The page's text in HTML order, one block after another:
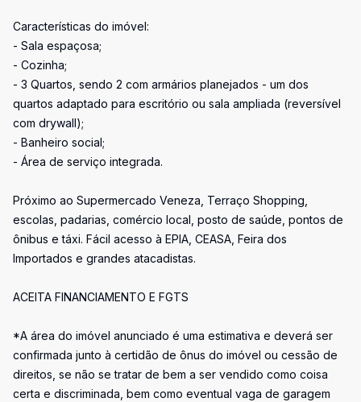
Características do imóvel:
- Sala espaçosa;
- Cozinha;
- 3 Quartos, sendo 2 com armários planejados - um dos
quartos adaptado para escritório ou sala ampliada (reversível
com drywall);
- Banheiro social;
- Área de serviço integrada.
Próximo ao Supermercado Veneza, Terraço Shopping,
escolas, padarias, comércio local, posto de saúde, pontos de
ônibus e táxi. Fácil acesso à EPIA, CEASA, Feira dos
Importados e grandes atacadistas.
ACEITA FINANCIAMENTO E FGTS
*A área do imóvel anunciado é uma estimativa e deverá ser
confirmada junto à certidão de ônus do imóvel ou cessão de
direitos, se não se tratar de bem a ser vendido como coisa
certa e discriminada, bem como eventual vaga de garagem